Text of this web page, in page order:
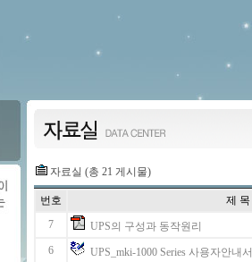
자료실 (총 21 게시물)
번호 제 목
7
UPS의 구성과 동작원리
6 UPS_mki-1000 Series 사용자안내서